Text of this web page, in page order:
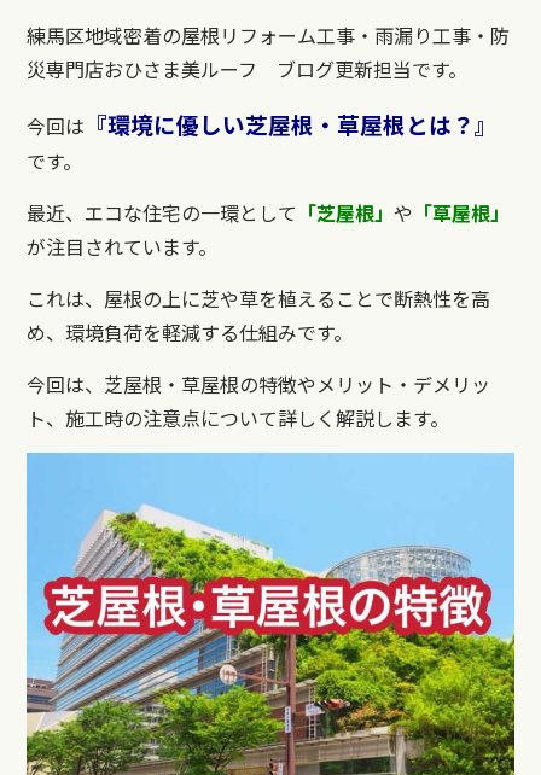
練馬区地域密着の屋根リフォーム工事・雨漏り工事・防
災専門店おひさま美ルーフ ブログ更新担当です。
今回は 『環境に優しい芝屋根・草屋根とは？』
です。
最近、エコな住宅の一環として 「芝屋根」や 「草屋根」
が注目されています。
これは、屋根の上に芝や草を植えることで断熱性を高
め、環境負荷を軽減する仕組みです。
今回は、芝屋根・草屋根の特徴やメリット・デメリッ
ト、施工時の注意点について詳しく解説します。